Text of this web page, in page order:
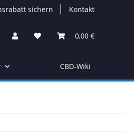
sichern Kontakt
0,00 €
CBD-Wiki